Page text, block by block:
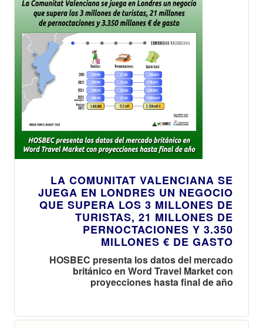
LA COMUNITAT VALENCIANA SE
JUEGA EN LONDRES UN NEGOCIO
QUE SUPERA LOS 3 MILLONES DE
TURISTAS, 21 MILLONES DE
PERNOCTACIONES Y 3.350
MILLONES € DE GASTO
HOSBEC presenta los datos del mercado
británico en Word Travel Market con
proyecciones hasta final de año